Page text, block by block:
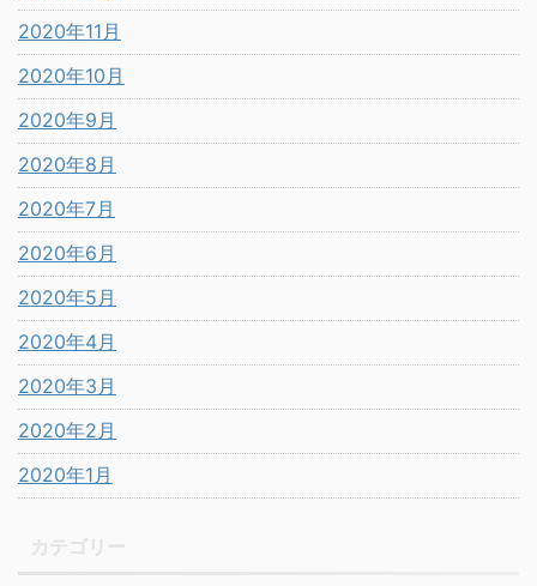
2020年11月
2020年10月
2020年9月
2020年8月
2020年7月
2020年6月
2020年5月
2020年4月
2020年3月
2020年2月
2020年1月